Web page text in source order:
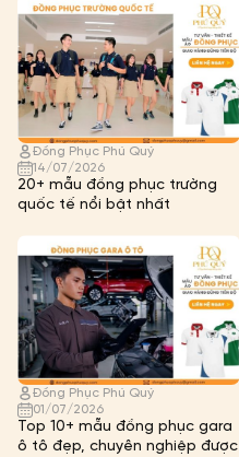
Đồng Phục Phú Quý
14/07/2026
20+ mẫu đồng phục trường
quốc tế nổi bật nhất
Đồng Phục Phú Quý
01/07/2026
Top 10+ mẫu đồng phục gara
ô tô đẹp, chuyên nghiệp được